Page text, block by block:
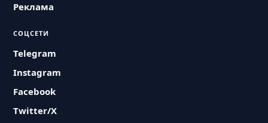
Реклама
СОЦСЕТИ
Telegram
Instagram
Facebook
Twitter/X